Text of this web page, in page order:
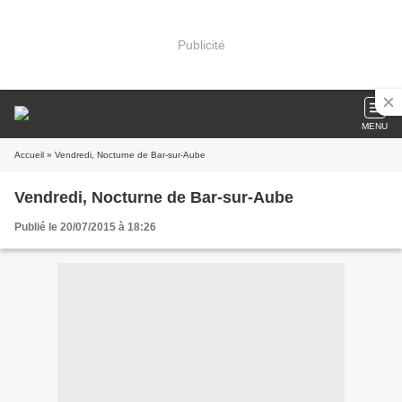
Publicité
MENU
Accueil » Vendredi, Nocturne de Bar-sur-Aube
Vendredi, Nocturne de Bar-sur-Aube
Publié le 20/07/2015 à 18:26